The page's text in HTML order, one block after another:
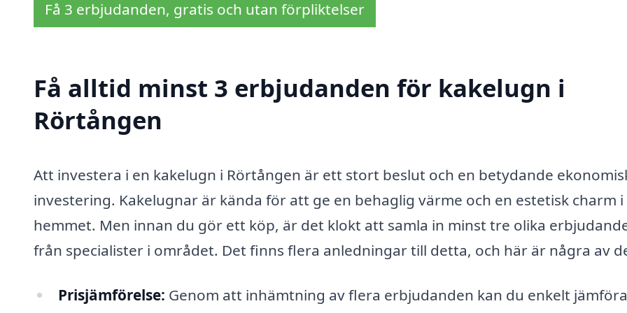
Få 3 erbjudanden, gratis och utan förpliktelser
Få alltid minst 3 erbjudanden för kakelugn i
Rörtången
Att investera i en kakelugn i Rörtången är ett stort beslut och en betydande
investering. Kakelugnar är kända för att ge en behaglig värme och en estetisk charm i
hemmet. Men innan du gör ett köp, är det klokt att samla in minst tre olika
från specialister i området. Det finns flera anledningar till detta, och här är några av
Prisjämförelse: Genom att inhämtning av flera erbjudanden kan du enkelt jämföra